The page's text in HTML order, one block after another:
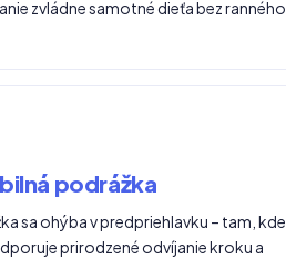
zvládne samotné dieťa bez ranného
podrážka
sa ohýba v predpriehlavku – tam, kde
prirodzené odvíjanie kroku a